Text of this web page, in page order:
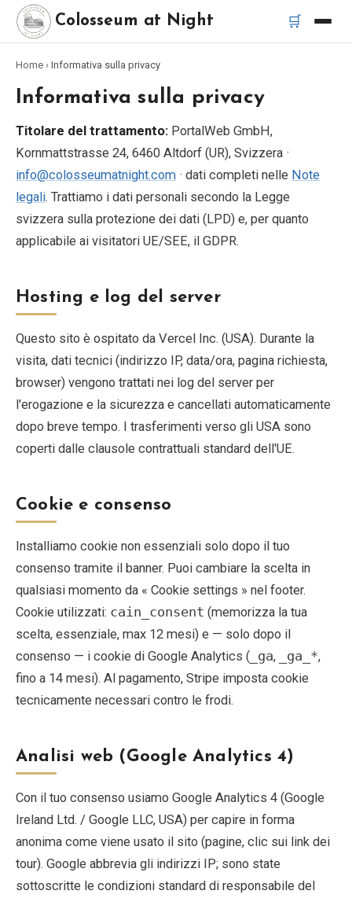
Colosseum at Night 🛒
Home
Migliori tour notturni del Colosseo
Migliori tour a Roma
Bus turistico Roma
Tour in Vespa Roma
Catacombe di Roma
Blog
Negozio
Posters
T-Shirts
Fridge Magnets
License Plates
Chi siamo
EN DE ES FR IT
Home › Informativa sulla privacy
Informativa sulla privacy
Titolare del trattamento: PortalWeb GmbH,
Kornmattstrasse 24, 6460 Altdorf (UR), Svizzera ·
info@colosseumatnight.com · dati completi nelle Note
legali. Trattiamo i dati personali secondo la Legge
svizzera sulla protezione dei dati (LPD) e, per quanto
applicabile ai visitatori UE/SEE, il GDPR.
Hosting e log del server
Questo sito è ospitato da Vercel Inc. (USA). Durante la
visita, dati tecnici (indirizzo IP, data/ora, pagina richiesta,
browser) vengono trattati nei log del server per
l'erogazione e la sicurezza e cancellati automaticamente
dopo breve tempo. I trasferimenti verso gli USA sono
coperti dalle clausole contrattuali standard dell'UE.
Cookie e consenso
Installiamo cookie non essenziali solo dopo il tuo
consenso tramite il banner. Puoi cambiare la scelta in
qualsiasi momento da « Cookie settings » nel footer.
Cookie utilizzati: cain_consent (memorizza la tua
scelta, essenziale, max 12 mesi) e — solo dopo il
consenso — i cookie di Google Analytics ( _ga, _ga_*,
fino a 14 mesi). Al pagamento, Stripe imposta cookie
tecnicamente necessari contro le frodi.
Analisi web (Google Analytics 4)
Con il tuo consenso usiamo Google Analytics 4 (Google
Ireland Ltd. / Google LLC, USA) per capire in forma
anonima come viene usato il sito (pagine, clic sui link dei
tour). Google abbrevia gli indirizzi IP; sono state
sottoscritte le condizioni standard di responsabile del